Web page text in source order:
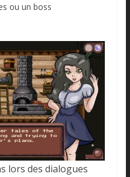
ou un boss
lors des dialogues